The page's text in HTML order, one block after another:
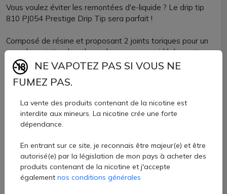
Vous voulez éviter les remontées d'e-liquide ? Le drip tip
810 PJ054 Prestige Drip Tip sera parfait !
Composé de résine et proposant 2 joints toriques pour un
max de maintien, le volume de vapeur sera idéalement
adapté à une vape DTL.
Vous noterez la présence d'une grille qui empêchera les
Parfaitement compatible avec tous les clearomiseurs ou
atomiseurs reconstructibles accueillant un drip tip de
format 810, vous allez adorer ses coloris !
Drip tip 810 Prestige Drip Tip vendu par lots de 5 unités
chez AZVape.
NE VAPOTEZ PAS SI VOUS NE
FUMEZ PAS.
La vente des produits contenant de la nicotine est
interdite aux mineurs. La nicotine crée une forte
dépendance.
En entrant sur ce site, je reconnais être majeur(e) et être
autorisé(e) par la législation de mon pays à acheter des
produits contenant de la nicotine et j'accepte
également nos conditions générales